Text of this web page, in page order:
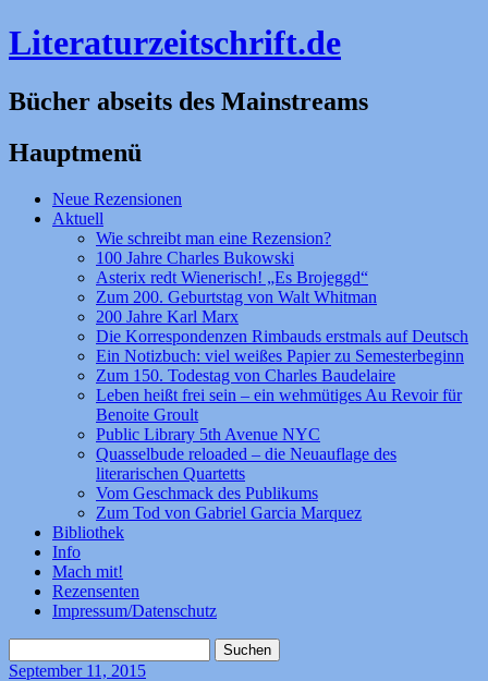
Literaturzeitschrift.de
Bücher abseits des Mainstreams
Hauptmenü
Zum
Inhalt
Neue Rezensionen
Aktuell
Wie schreibt man eine Rezension?
100 Jahre Charles Bukowski
Asterix redt Wienerisch! „Es Brojeggd“
Zum 200. Geburtstag von Walt Whitman
200 Jahre Karl Marx
Die Korrespondenzen Rimbauds erstmals auf Deutsch
Ein Notizbuch: viel weißes Papier zu Semesterbeginn
Zum 150. Todestag von Charles Baudelaire
Leben heißt frei sein – ein wehmütiges Au Revoir für
Benoite Groult
Public Library 5th Avenue NYC
Quasselbude reloaded – die Neuauflage des
literarischen Quartetts
Vom Geschmack des Publikums
Zum Tod von Gabriel Garcia Marquez
Bibliothek
Info
Mach mit!
Rezensenten
Impressum/Datenschutz
nach:
September11, 2015